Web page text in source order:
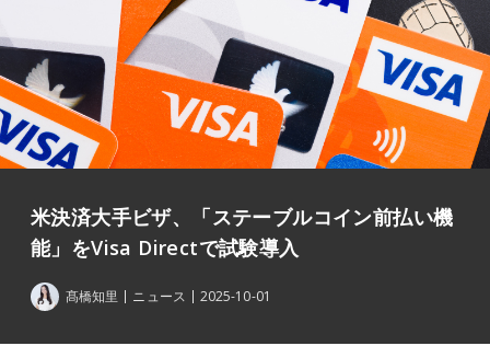
米決済大手ビザ、「ステーブルコイン前払い機
能」をVisa Directで試験導入
髙橋知里 ニュース 2025-10-01